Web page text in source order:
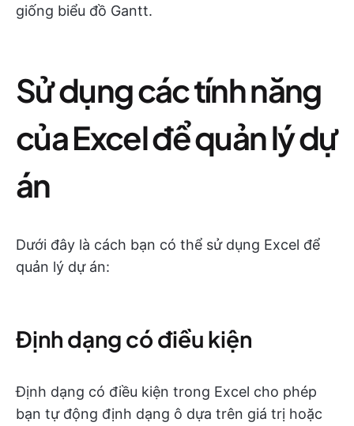
giống biểu đồ Gantt.
Sử dụng các tính năng
của Excel để quản lý dự
án
Dưới đây là cách bạn có thể sử dụng Excel để
quản lý dự án:
Định dạng có điều kiện
Định dạng có điều kiện trong Excel cho phép
bạn tự động định dạng ô dựa trên giá trị hoặc